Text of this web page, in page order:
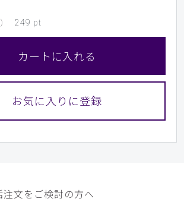
249 pt
カートに入れる
文をご検討の方へ